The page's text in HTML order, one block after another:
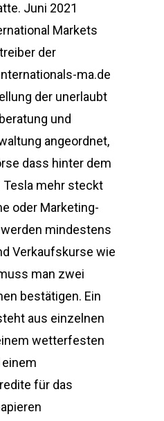
Juni 2021
Markets
der
ma.de
der unerlaubt
und
angeordnet,
dass hinter dem
mehr steckt
oder Marketing-
mindestens
Verkaufskurse wie
man zwei
bestätigen. Ein
aus einzelnen
wetterfesten
für das